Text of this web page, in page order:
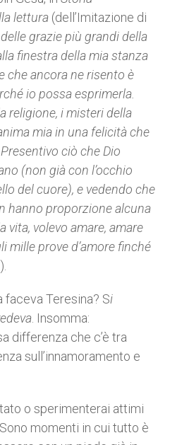
lettura (dell’Imitazione di
grazie più grandi della
finestra della mia stanza
che ancora ne risento è
io possa esprimerla.
religione, i misteri della
mia in una felicità che
ciò che Dio
(non già con l’occhio
del cuore), e vedendo che
hanno proporzione alcuna
vita, volevo amare, amare
mille prove d’amore finché
faceva Teresina? Si
. Insomma:
differenza che c’è tra
sull’innamoramento e
o sperimenterai attimi
momenti in cui tutto è